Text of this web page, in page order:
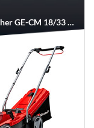
EINHELL Power X-Change Akku-Rasenmäher GE-CM 18/33 Li Kit, 18Volt